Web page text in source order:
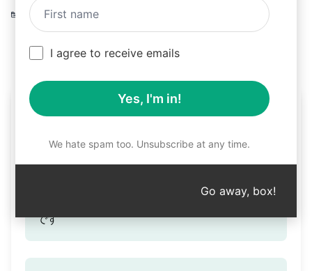
Home / AIプロンプト
Respond
Prompts / AIターボジョージ
JohnnyZAUG
August 6, 2023
164
0 43
AIターボジョージ
ティーザー
フランス語では、今すぐ何でもするという意味
です
I agree to receive emails
Yes, I'm in!
We hate spam too. Unsubscribe at any time.
Go away, box!